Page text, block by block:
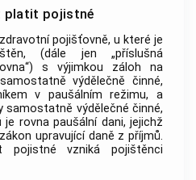
platit pojistné
pojišťovně, u které je
(dále jen „příslušná
s výjimkou záloh na
výdělečně činné,
v paušálním režimu, a
samostatně výdělečné činné,
rovna paušální dani, jejichž
upravující daně z příjmů.
pojistné vzniká pojištěnci